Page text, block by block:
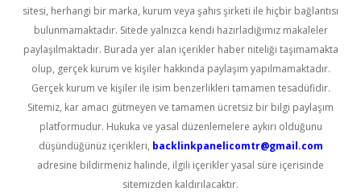
sitesi, herhangi bir marka, kurum veya şahıs şirketi ile hiçbir bağlantısı
bulunmamaktadır. Sitede yalnızca kendi hazırladığımız makaleler
paylaşılmaktadır. Burada yer alan içerikler haber niteliği taşımamakta
olup, gerçek kurum ve kişiler hakkında paylaşım yapılmamaktadır.
Gerçek kurum ve kişiler ile isim benzerlikleri tamamen tesadüfidir.
Sitemiz, kar amacı gütmeyen ve tamamen ücretsiz bir bilgi paylaşım
platformudur. Hukuka ve yasal düzenlemelere aykırı olduğunu
düşündüğünüz içerikleri, backlinkpanelicomtr@gmail.com
adresine bildirmeniz halinde, ilgili içerikler yasal süre içerisinde
sitemizden kaldırılacaktır.